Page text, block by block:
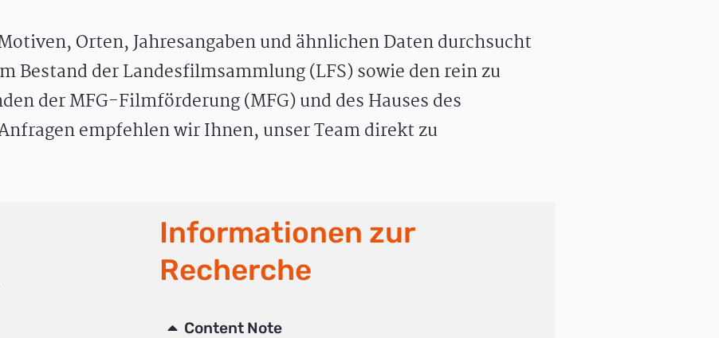
Orten, Jahresangaben und ähnlichen Daten durchsucht
Bestand der Landesfilmsammlung (LFS) sowie den rein zu
der MFG-Filmförderung (MFG) und des Hauses des
empfehlen wir Ihnen, unser Team direkt zu
Informationen zur
Recherche
Content Note